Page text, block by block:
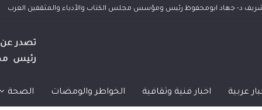
د- جهاد ابومحفوظ رئيس ومؤسس مجلس الكتاب والأدباء والمثقفين العرب
عربية اخبار فنية وثقافية الخواطر والومضات الصحة